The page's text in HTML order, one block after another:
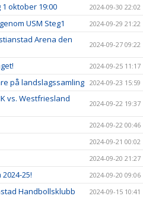
oktober 19:00 2024-09-30 22:02
USM Steg1 2024-09-29 21:22
Arena den
2024-09-27 09:22
2024-09-25 11:17
på landslagssamling 2024-09-23 15:59
vs. Westfriesland
2024-09-22 19:37
2024-09-22 00:46
2024-09-21 00:02
2024-09-20 21:27
25! 2024-09-20 09:06
Handbollsklubb 2024-09-15 10:41